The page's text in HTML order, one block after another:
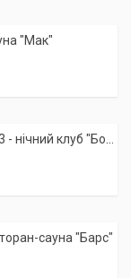
"Мак"
сауна "Барс"